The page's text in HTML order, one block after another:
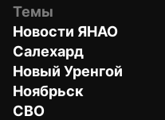
Темы
Новости ЯНАО
Салехард
Новый Уренгой
Ноябрьск
СВО